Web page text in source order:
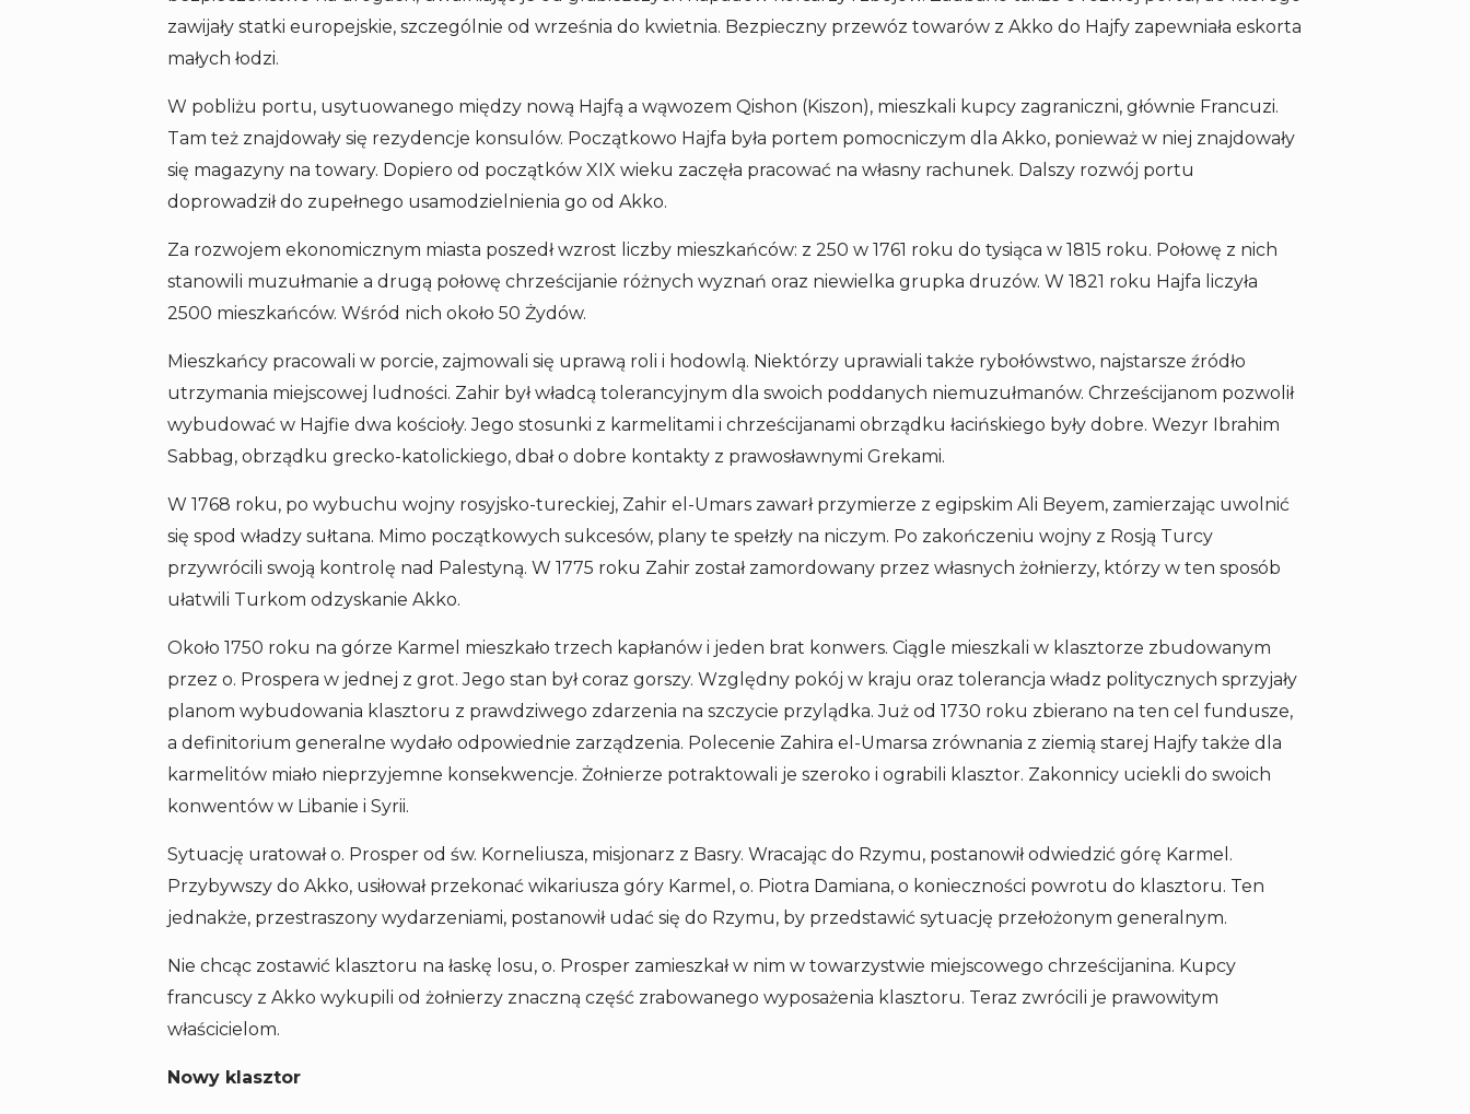
zawijały statki europejskie, szczególnie od września do kwietnia. Bezpieczny przewóz towarów z Akko do Hajfy zapewniała eskorta
małych łodzi.
W pobliżu portu, usytuowanego między nową Hajfą a wąwozem Qishon (Kiszon), mieszkali kupcy zagraniczni, głównie Francuzi.
Tam też znajdowały się rezydencje konsulów. Początkowo Hajfa była portem pomocniczym dla Akko, ponieważ w niej znajdowały
się magazyny na towary. Dopiero od początków XIX wieku zaczęła pracować na własny rachunek. Dalszy rozwój portu
doprowadził do zupełnego usamodzielnienia go od Akko.
Za rozwojem ekonomicznym miasta poszedł wzrost liczby mieszkańców: z 250 w 1761 roku do tysiąca w 1815 roku. Połowę z nich
stanowili muzułmanie a drugą połowę chrześcijanie różnych wyznań oraz niewielka grupka druzów. W 1821 roku Hajfa liczyła
2500 mieszkańców. Wśród nich około 50 Żydów.
Mieszkańcy pracowali w porcie, zajmowali się uprawą roli i hodowlą. Niektórzy uprawiali także rybołówstwo, najstarsze źródło
utrzymania miejscowej ludności. Zahir był władcą tolerancyjnym dla swoich poddanych niemuzułmanów. Chrześcijanom pozwolił
wybudować w Hajfie dwa kościoły. Jego stosunki z karmelitami i chrześcijanami obrządku łacińskiego były dobre. Wezyr Ibrahim
Sabbag, obrządku grecko-katolickiego, dbał o dobre kontakty z prawosławnymi Grekami.
W 1768 roku, po wybuchu wojny rosyjsko-tureckiej, Zahir el-Umars zawarł przymierze z egipskim Ali Beyem, zamierzając uwolnić
się spod władzy sułtana. Mimo początkowych sukcesów, plany te spełzły na niczym. Po zakończeniu wojny z Rosją Turcy
przywrócili swoją kontrolę nad Palestyną. W 1775 roku Zahir został zamordowany przez własnych żołnierzy, którzy w ten sposób
ułatwili Turkom odzyskanie Akko.
Około 1750 roku na górze Karmel mieszkało trzech kapłanów i jeden brat konwers. Ciągle mieszkali w klasztorze zbudowanym
przez o. Prospera w jednej z grot. Jego stan był coraz gorszy. Względny pokój w kraju oraz tolerancja władz politycznych sprzyjały
planom wybudowania klasztoru z prawdziwego zdarzenia na szczycie przylądka. Już od 1730 roku zbierano na ten cel fundusze,
a definitorium generalne wydało odpowiednie zarządzenia. Polecenie Zahira el-Umarsa zrównania z ziemią starej Hajfy także dla
karmelitów miało nieprzyjemne konsekwencje. Żołnierze potraktowali je szeroko i ograbili klasztor. Zakonnicy uciekli do swoich
konwentów w Libanie i Syrii.
Sytuację uratował o. Prosper od św. Korneliusza, misjonarz z Basry. Wracając do Rzymu, postanowił odwiedzić górę Karmel.
Przybywszy do Akko, usiłował przekonać wikariusza góry Karmel, o. Piotra Damiana, o konieczności powrotu do klasztoru. Ten
jednakże, przestraszony wydarzeniami, postanowił udać się do Rzymu, by przedstawić sytuację przełożonym generalnym.
Nie chcąc zostawić klasztoru na łaskę losu, o. Prosper zamieszkał w nim w towarzystwie miejscowego chrześcijanina. Kupcy
francuscy z Akko wykupili od żołnierzy znaczną część zrabowanego wyposażenia klasztoru. Teraz zwrócili je prawowitym
właścicielom.
Nowy klasztor